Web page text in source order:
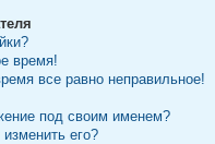
время!
все равно неправильное!
под своим именем?
его?